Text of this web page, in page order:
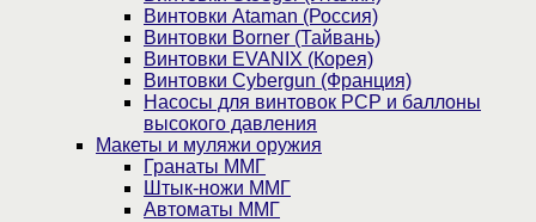
Винтовки Ataman (Россия)
Винтовки Borner (Тайвань)
Винтовки EVANIX (Корея)
Винтовки Cybergun (Франция)
Насосы для винтовок PCP и баллоны
высокого давления
Макеты и муляжи оружия
Гранаты ММГ
Штык-ножи ММГ
Автоматы ММГ